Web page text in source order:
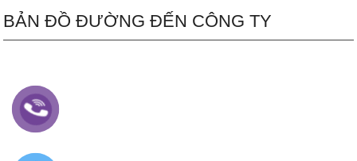
BẢN ĐỒ ĐƯỜNG ĐẾN CÔNG TY